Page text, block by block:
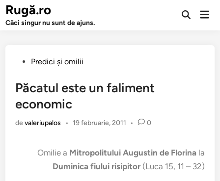
Sari
conținut
Rugă.ro
Căci singur nu sunt de ajuns.
Deschide
PublicatPredici şi omilii
Păcatul este un faliment
economic
devaleriupalos • 19 februarie, 2011 • 0
Omilie a Mitropolitului Augustin de Florinala
Duminica fiului risipitor(Luca 15, 11 – 32)